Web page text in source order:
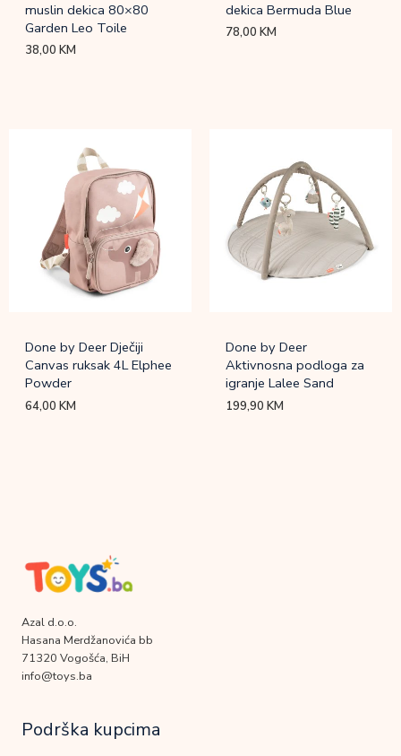
muslin dekica 80×80
Garden Leo Toile
38,00KM
dekica Bermuda Blue
78,00KM
Done by Deer Dječiji
Canvas ruksak 4L Elphee
Powder
64,00KM
Done by Deer
Aktivnosna podloga za
igranje Lalee Sand
199,90KM
Azal d.o.o.
Hasana Merdžanovića bb
71320 Vogošća, BiH
info@toys.ba
Podrška kupcima